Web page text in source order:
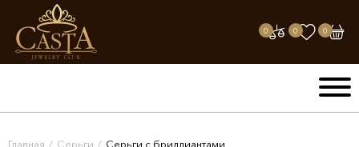
0 0 0
Главная / Серьги / Серьги с бриллиантами